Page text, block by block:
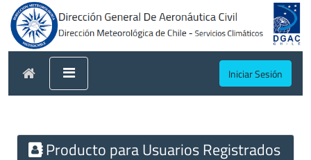
Iniciar Sesión
Producto para Usuarios Registrados